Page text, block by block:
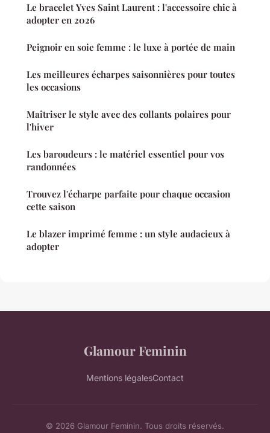
Le bracelet Yves Saint Laurent : l'accessoire chic à
adopter en 2026
Peignoir en soie femme : le luxe à portée de main
Les meilleures écharpes saisonnières pour toutes
les occasions
Maîtriser le style avec des collants polaires pour
l'hiver
Les baroudeurs : le matériel essentiel pour vos
randonnées
Trouvez l'écharpe parfaite pour chaque occasion
cette saison
Le blazer imprimé femme : un style audacieux à
adopter
Glamour Feminin
Mentions légalesContact
© 2026 Glamour Feminin. Tous droits réservés.